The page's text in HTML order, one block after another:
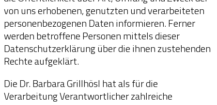
von uns erhobenen, genutzten und verarbeiteten
personenbezogenen Daten informieren. Ferner
werden betroffene Personen mittels dieser
Datenschutzerklärung über die ihnen zustehenden
Rechte aufgeklärt.
Die Dr. Barbara Grillhösl hat als für die
Verarbeitung Verantwortlicher zahlreiche